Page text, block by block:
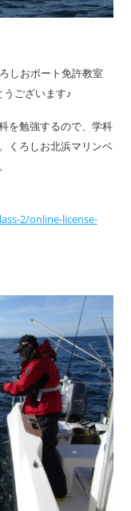
しおボート免許教室
ございます♪
を勉強するので、学科
くろしお北浜マリンベ
2/online-license-